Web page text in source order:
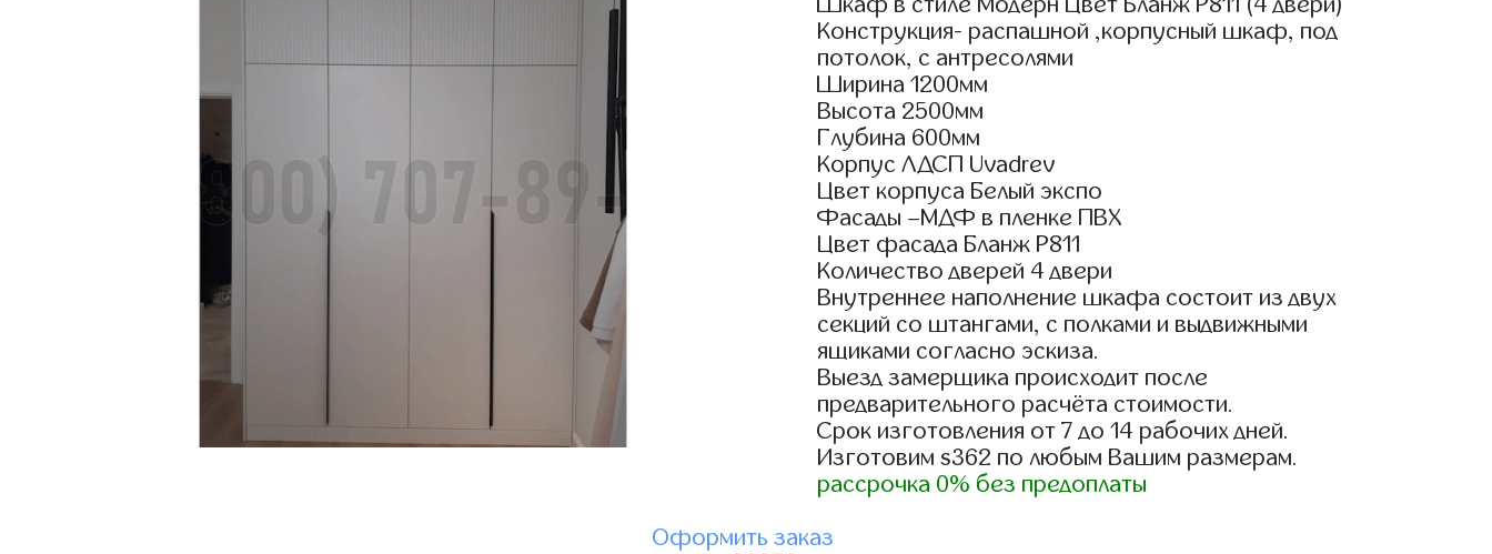
Конструкция- распашной ,корпусный шкаф, под
потолок, с антресолями
Ширина 1200мм
Высота 2500мм
Глубина 600мм
Корпус ЛДСП Uvadrev
Цвет корпуса Белый экспо
Фасады –МДФ в пленке ПВХ
Цвет фасада Бланж Р811
Количество дверей 4 двери
Внутреннее наполнение шкафа состоит из двух
секций со штангами, с полками и выдвижными
ящиками согласно эскиза.
Выезд замерщика происходит после
предварительного расчёта стоимости.
Срок изготовления от 7 до 14 рабочих дней.
Изготовим s362 по любым Вашим размерам.
рассрочка 0% без предоплаты
Оформить заказ